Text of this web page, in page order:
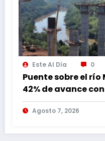
Este Al Día 0
Puente sobre el
42% de avance
continuos
Agosto 7, 2026